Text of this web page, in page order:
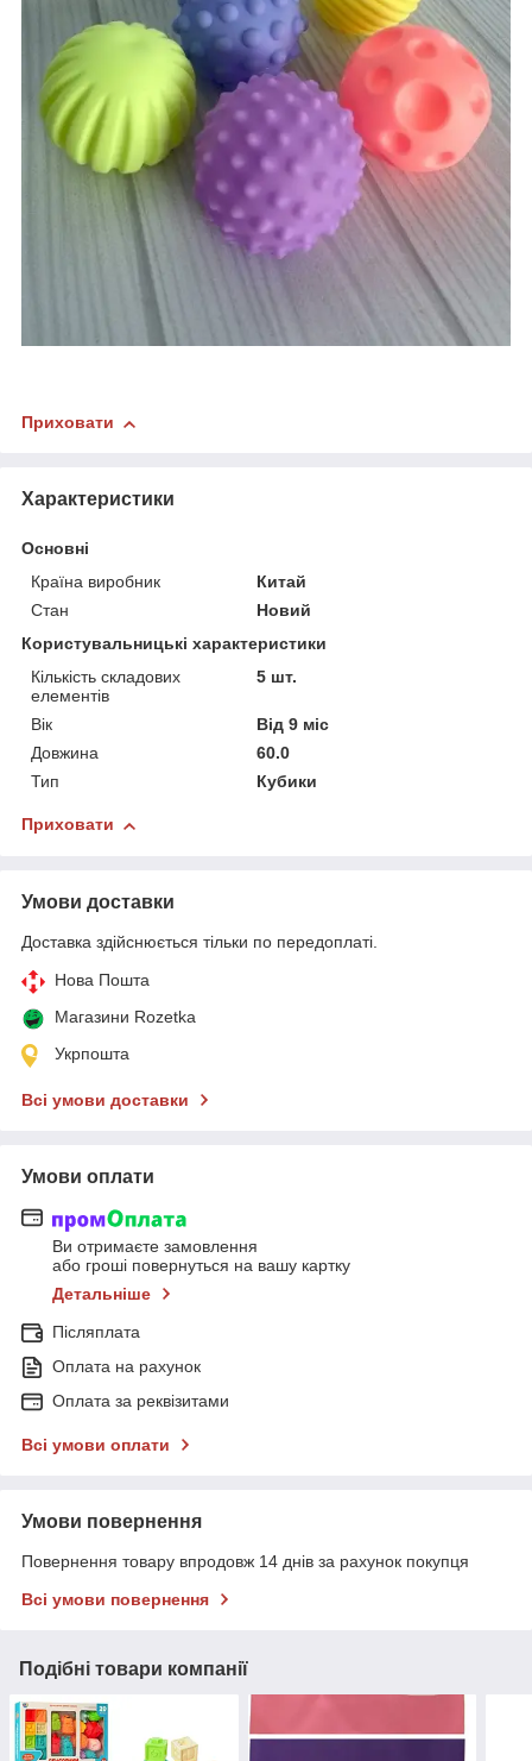
Приховати
Характеристики
Основні
Країна виробник
Китай
Стан
Новий
Користувальницькі характеристики
Кількість складових
елементів
5 шт.
Вік
Від 9 міс
Довжина
60.0
Тип
Кубики
Приховати
Умови доставки
Доставка здійснюється тільки по передоплаті.
Нова Пошта
Магазини Rozetka
Укрпошта
Всі умови доставки
Умови оплати
Ви отримаєте замовлення
або гроші повернуться на вашу картку
Детальніше
Післяплата
Оплата на рахунок
Оплата за реквізитами
Всі умови оплати
Умови повернення
Повернення товару впродовж 14 днів за рахунок покупця
Всі умови повернення
Подібні товари компанії